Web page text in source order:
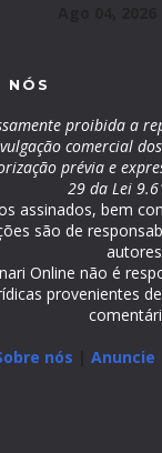
NÓS
proibida a
comercial
prévia e
29 da Lei
assinados, bem
são de
Online não é
provenientes
nós |Anuncie